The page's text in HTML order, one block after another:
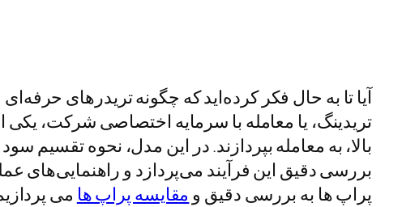
آیا تا به حال فکر کرده‌اید که چگونه تریدرهای
تریدینگ، یا معامله با سرمایه اختصاصی شرکت،
بالا، به معامله بپردازند. در این مدل، نحوه تقسیم
بررسی دقیق این فرآیند می‌پردازد و راهنمایی‌های
پراپ ها به بررسی دقیق و مقایسه پراپ ها می